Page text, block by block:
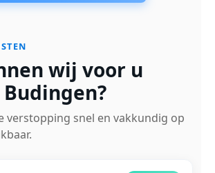
wij voor u
verstopping snel en vakkundig op